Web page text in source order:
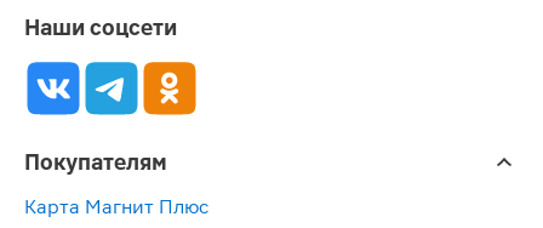
Наши соцсети
Покупателям
Карта Магнит Плюс